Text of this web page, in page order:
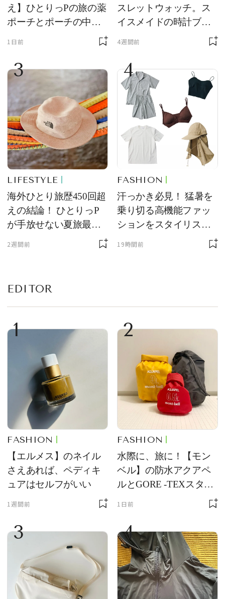
え】ひとりっPの旅の薬
ポーチとポーチの中身
を初公開！ 本当に使え
ム
1日前
スレットウォッチ。ス
イスメイドの時計ブラ
ンド【フレデリック・
をレビュー。【それい
け！ 良品ハンター】
4週間前
3
LIFESTYLE
海外ひとり旅歴450回超
えの結論！ ひとりっP
が手放せない夏旅最強
2週間前
4
FASHION
汗っかき必見！ 猛暑を
乗り切る高機能ファッ
ションをスタイリスト
19時間前
EDITOR
1
FASHION
【エルメス】のネイル
さえあれば、ペディキ
ュアはセルフがいい
1週間前
2
FASHION
水際に、旅に！【モン
ベル】の防水アクアペ
ルとGORE -TEXスタッ
フバッグが優秀すぎる
1日前
3 4